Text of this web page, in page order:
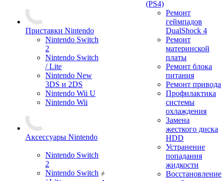
Приставки Nintendo
Nintendo Switch
2
Nintendo Switch
/ Lite
Nintendo New
3DS и 2DS
Nintendo Wii U
Nintendo Wii
Аксессуары Nintendo
Nintendo Switch
2
Nintendo Switch
(PS4)
Ремонт
геймпадов
DualShock 4
Ремонт
материнской
платы
Ремонт блока
питания
Ремонт привода
Профилактика
системы
охлаждения
Замена
жесткого диска
HDD
Устранение
попадания
жидкости
Восстановление